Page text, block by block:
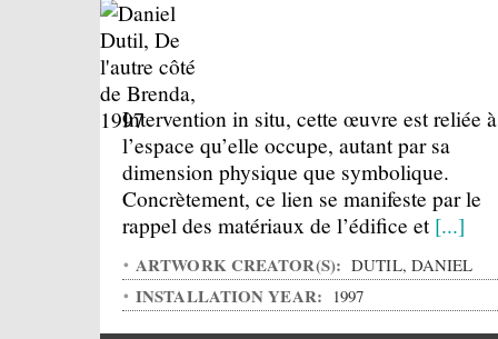
Intervention in situ, cette œuvre est reliée à
l’espace qu’elle occupe, autant par sa
dimension physique que symbolique.
Concrètement, ce lien se manifeste par le
rappel des matériaux de l’édifice et[...]
ARTWORK CREATOR(S): DUTIL, DANIEL
INSTALLATION YEAR: 1997